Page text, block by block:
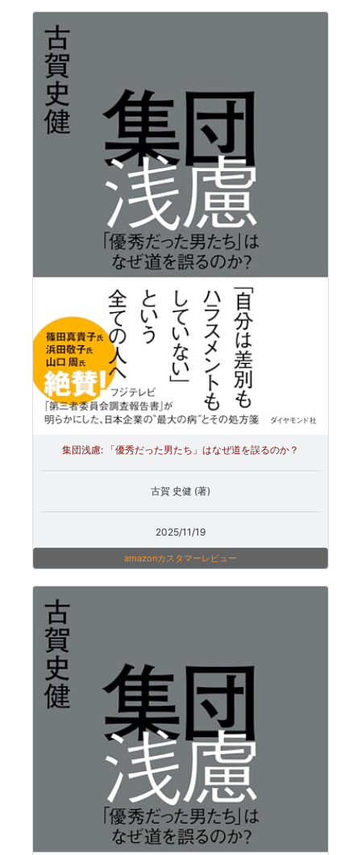
集団浅慮: 「優秀だった男たち」はなぜ道を誤るのか？
古賀 史健 (著)
2025/11/19
amazonカスタマーレビュー